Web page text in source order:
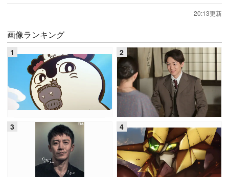
20:13更新
画像ランキング